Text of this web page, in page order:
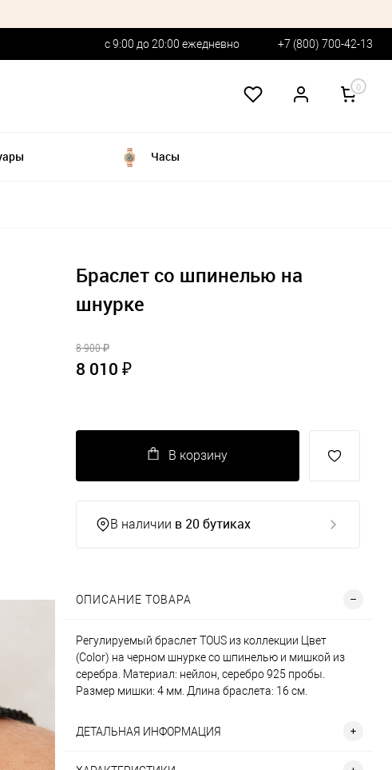
с 9:00 до 20:00 ежедневно +7 (800) 700-42-13
0
Часы
Браслет со шпинелью на
шнурке
8 900 ₽
8 010 ₽
В корзину
В наличии в 20 бутиках
ОПИСАНИЕ ТОВАРА
Регулируемый браслет TOUS из коллекции Цвет
(Color) на черном шнурке со шпинелью и мишкой из
серебра. Материал: нейлон, серебро 925 пробы.
Размер мишки: 4 мм. Длина браслета: 16 см.
ДЕТАЛЬНАЯ ИНФОРМАЦИЯ